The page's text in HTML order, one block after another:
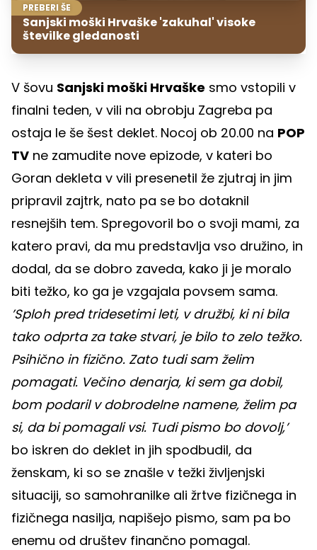
PREBERI ŠE
Sanjski moški Hrvaške 'zakuhal' visoke
številke gledanosti
V šovu Sanjski moški Hrvaške smo vstopili v
finalni teden, v vili na obrobju Zagreba pa
ostaja le še šest deklet. Nocoj ob 20.00 na POP
TV ne zamudite nove epizode, v kateri bo
Goran dekleta v vili presenetil že zjutraj in jim
pripravil zajtrk, nato pa se bo dotaknil
resnejših tem. Spregovoril bo o svoji mami, za
katero pravi, da mu predstavlja vso družino, in
dodal, da se dobro zaveda, kako ji je moralo
biti težko, ko ga je vzgajala povsem sama.
’Sploh pred tridesetimi leti, v družbi, ki ni bila
tako odprta za take stvari, je bilo to zelo težko.
Psihično in fizično. Zato tudi sam želim
pomagati. Večino denarja, ki sem ga dobil,
bom podaril v dobrodelne namene, želim pa
si, da bi pomagali vsi. Tudi pismo bo dovolj,’
bo iskren do deklet in jih spodbudil, da
ženskam, ki so se znašle v težki življenjski
situaciji, so samohranilke ali žrtve fizičnega in
fizičnega nasilja, napišejo pismo, sam pa bo
enemu od društev finančno pomagal.